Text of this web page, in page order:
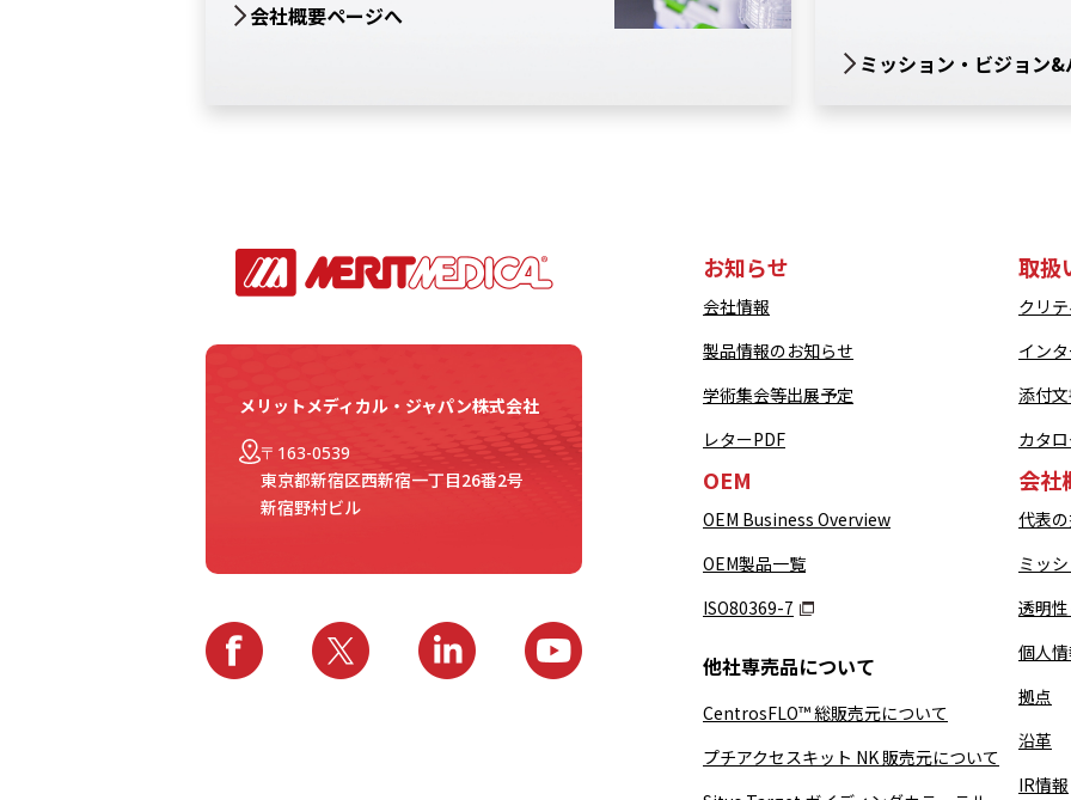
会社概要ページへ
ミッション・ビジョン
メリットメディカル・ジャパン株式会社
〒163-0539
東京都新宿区西新宿一丁目26番2号
新宿野村ビル
お知らせ
会社情報
製品情報のお知らせ
学術集会等出展予定
レターPDF
取扱
クリ
イン
添付
カタ
OEM
OEM Business Overview
OEM製品一覧
ISO80369-7
他社専売品について
CentrosFLO™ 総販売元について
プチアクセスキット NK 販売元について
会社
代表
ミッ
透明
個人
拠点
沿革
IR情報